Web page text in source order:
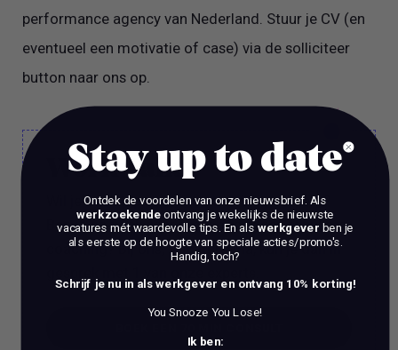
performance agency van Nederland. Stuur je CV (en
eventueel een motivatie of case) via de solliciteer
button naar ons op.
Work Talks
Wil je een stap vooruit zetten in je carrière?
Ben je op zoek naar meer dan alleen reguliere
coaching? Bij ons, Vacature Via, kun je dan in
Stay up to date
Ontdek de voordelen van onze nieuwsbrief. Als
werkzoekendeontvang je wekelijks de nieuwste
vacatures mét waardevolle tips. En als werkgever ben je
als eerste op de hoogte van speciale acties/promo's.
Handig, toch?
Schrijf je nu in als werkgever en ontvang 10% korting!
You Snooze You Lose!
Ik ben: